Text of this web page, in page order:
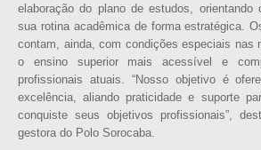
elaboração do plano de estudos, orientando
sua rotina acadêmica de forma estratégica.
contam, ainda, com condições especiais nas
o ensino superior mais acessível e
profissionais atuais. “Nosso objetivo é
excelência, aliando praticidade e suporte
conquiste seus objetivos profissionais”,
gestora do Polo Sorocaba.